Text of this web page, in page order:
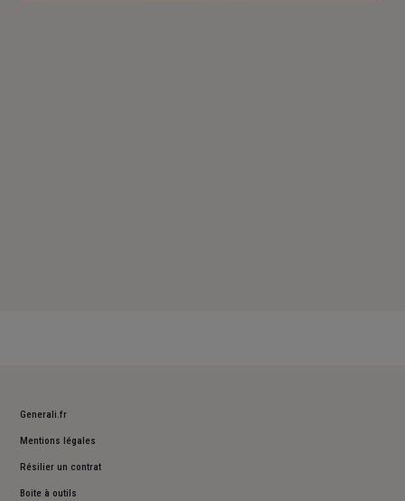
Generali.fr
Mentions légales
Résilier un contrat
Boite à outils